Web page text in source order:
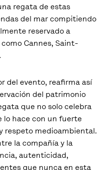
regata de estas
del mar compitiendo
reservado a
Cannes, Saint-
del evento, reafirma así
del patrimonio
que no solo celebra
lo hace con un fuerte
respeto medioambiental.
la compañía y la
autenticidad,
que nunca en esta